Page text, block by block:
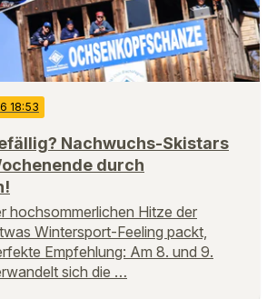
18:53
Nachwuchs-Skistars
durch
hochsommerlichen Hitze der
Wintersport-Feeling packt,
Empfehlung: Am 8. und 9.
sich die …